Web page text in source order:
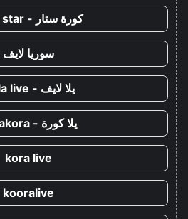
كورة ستار - kora star
سوريا لايف
يلا لايف - yalla live
يلا كورة - yallakora
kora live
kooralive